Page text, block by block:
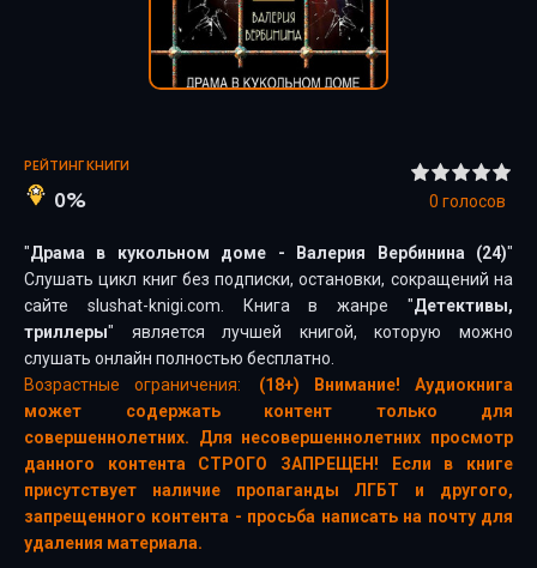
РЕЙТИНГ КНИГИ
0% 0 голосов
"Драма в кукольном доме - Валерия Вербинина (24)"
Слушать цикл книг без подписки, остановки, сокращений на
сайте slushat-knigi.com. Книга в жанре "Детективы,
триллеры" является лучшей книгой, которую можно
слушать онлайн полностью бесплатно.
Возрастные ограничения:
(18+) Внимание! Аудиокнига
может содержать контент только для
совершеннолетних. Для несовершеннолетних просмотр
данного контента СТРОГО ЗАПРЕЩЕН! Если в книге
присутствует наличие пропаганды ЛГБТ и другого,
запрещенного контента - просьба написать на почту для
удаления материала.